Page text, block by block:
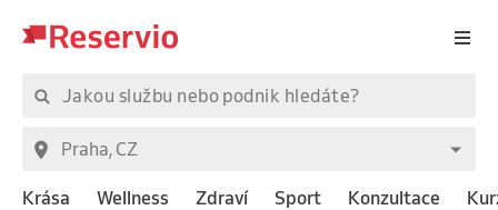
Krása Wellness Zdraví Sport Konzultace